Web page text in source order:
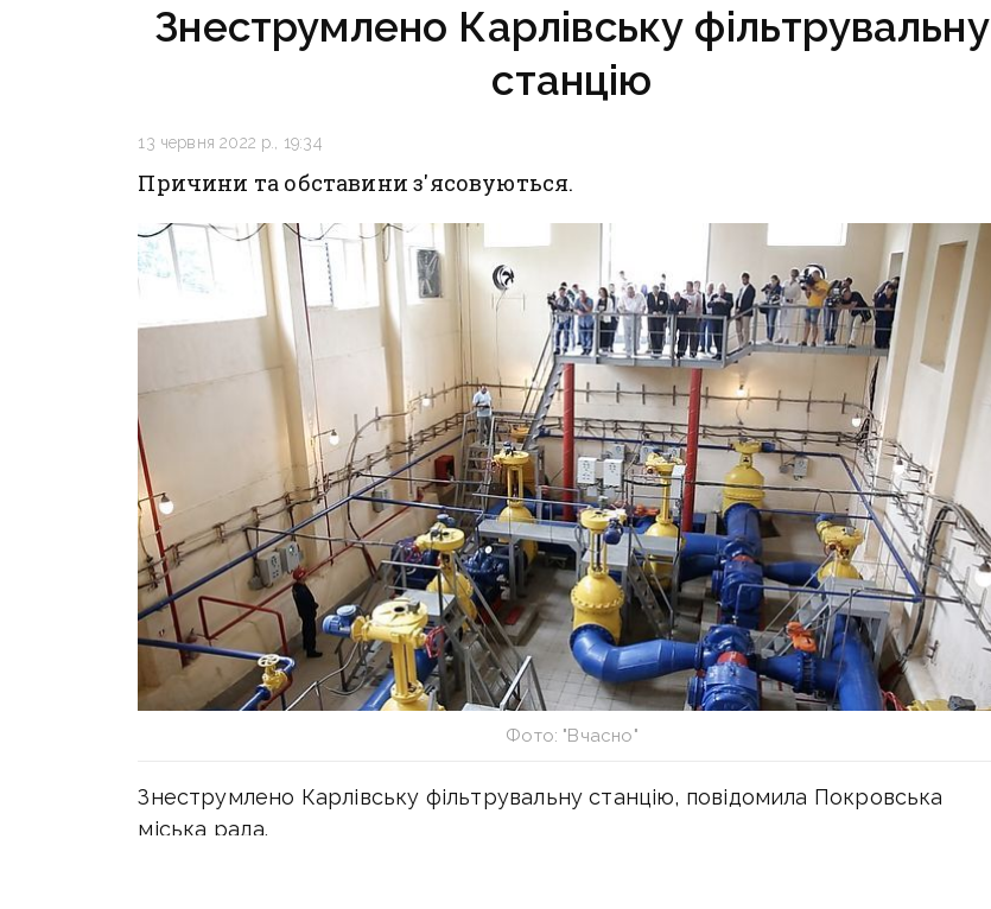
Знеструмлено Карлівську фільтрувальну
станцію
13 червня 2022 р., 19:34
Причини та обставини з'ясовуються.
Фото: "Вчасно"
Знеструмлено Карлівську фільтрувальну станцію, повідомила Покровська
міська рада.